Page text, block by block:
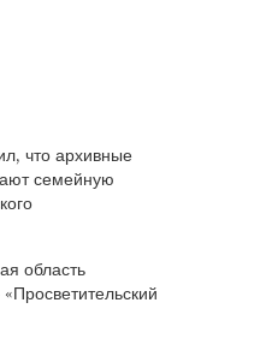
что архивные
семейную
область